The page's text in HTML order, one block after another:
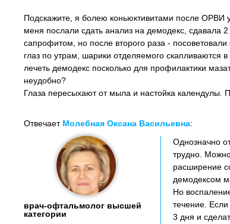
Подскажите, я болею коньюктивитами после ОРВИ
меня послали сдать анализ на демодекс, сдавала
сапрофитом, но после второго раза -
глаз по утрам, шарики отделяемого скапливаются
лечеть демодекс посколько для профилактики
неудобно?
Глаза пересыхают от мыла и настойка календулы.
Отвечает Молебная Оксана Васильевна:
врач-офтальмолог высшей
категории
Однозначно
трудно. Можно
расширение
демодексом
Но
течение.
3 дня и